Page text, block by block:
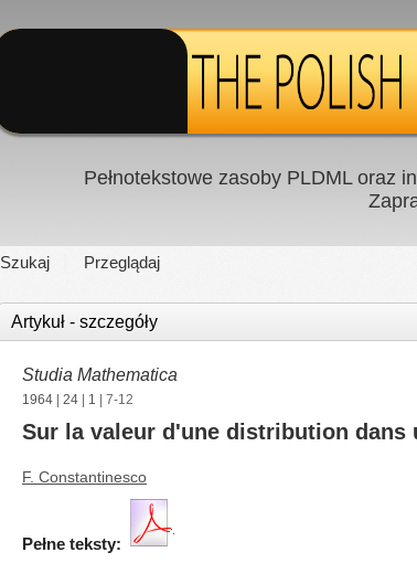
Pełnotekstowe zasoby PLDML oraz
Szukaj Przeglądaj
Artykuł - szczegóły
Studia Mathematica
1964 24 1 | 7-12
Sur la valeur d'une distribution dans
F. Constantinesco
Pełne teksty: